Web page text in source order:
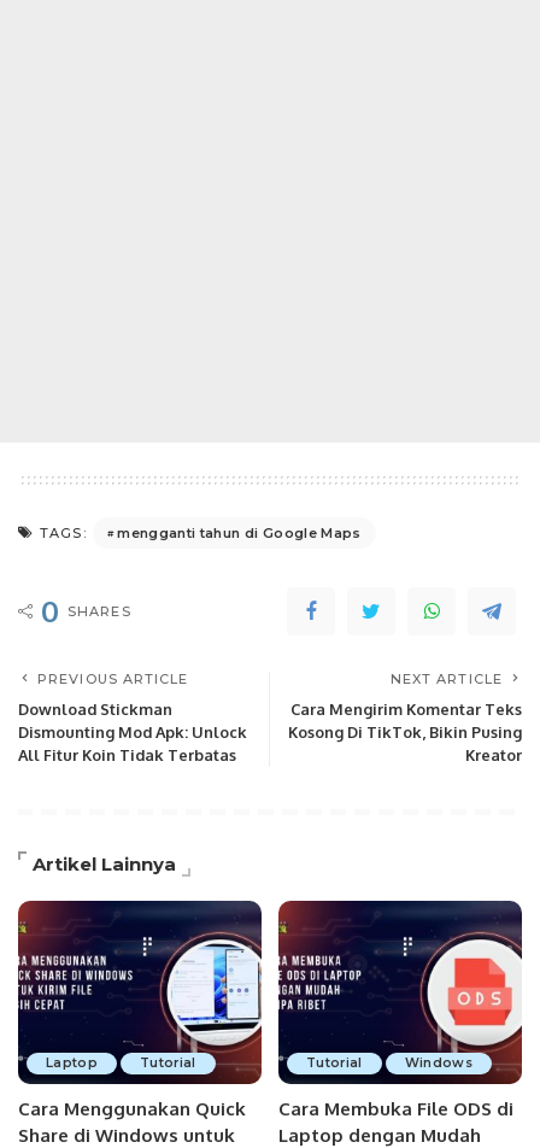
TAGS: mengganti tahun di Google Maps
0 SHARES
PREVIOUS ARTICLE
Download Stickman
Dismounting Mod Apk: Unlock
All Fitur Koin Tidak Terbatas
NEXT ARTICLE
Cara Mengirim Komentar Teks
Kosong Di TikTok, Bikin Pusing
Kreator
Artikel Lainnya
Laptop Tutorial
Cara Menggunakan Quick
Share di Windows untuk
Tutorial Windows
Cara Membuka File ODS di
Laptop dengan Mudah